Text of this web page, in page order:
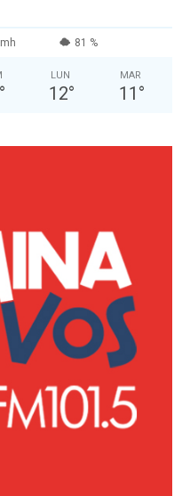
81 %
LUN
12°
MAR
11 °